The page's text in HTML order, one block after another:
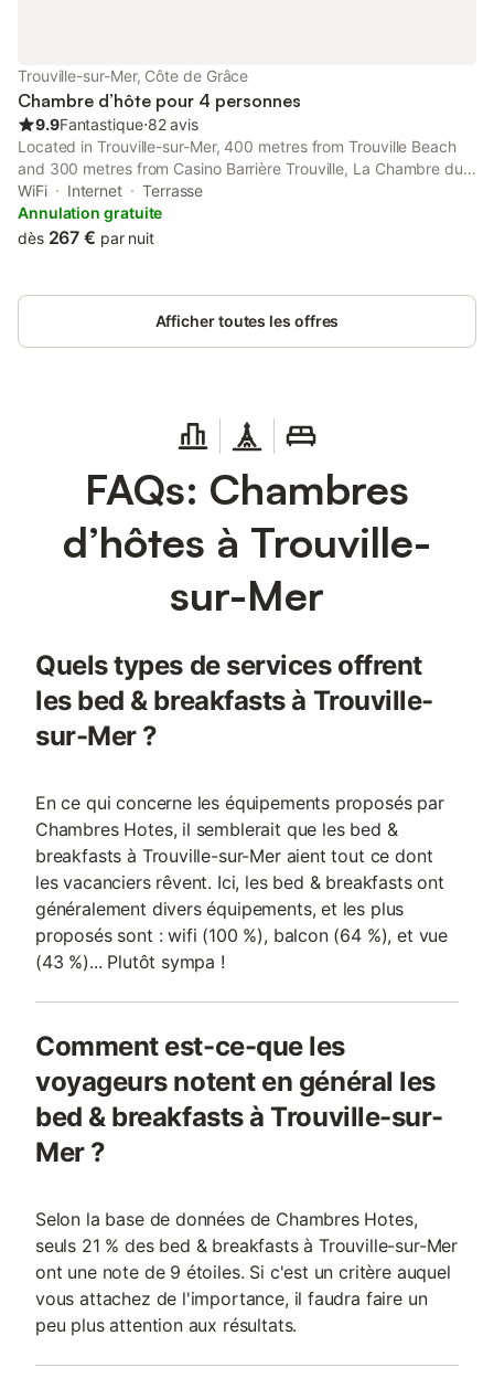
Trouville-sur-Mer, Côte de Grâce
Chambre d’hôte pour 4 personnes
9.9Fantastique⋅82 avis
Located in Trouville-sur-Mer, 400 metres from Trouville Beach
and 300 metres from Casino Barrière Trouville, La Chambre du
21 provides accommodation with amenities such as free WiFi
and a flat-screen TV.
WiFi Internet
Terrasse
Annulation gratuite
dès 267 € par nuit
Afficher toutes les offres
FAQs: Chambres
d’hôtes à Trouville-
sur-Mer
Quels types de services offrent
les bed & breakfasts à Trouville-
sur-Mer ?
En ce qui concerne les équipements proposés par
Chambres Hotes, il semblerait que les bed &
breakfasts à Trouville-sur-Mer aient tout ce dont
les vacanciers rêvent. Ici, les bed & breakfasts ont
généralement divers équipements, et les plus
proposés sont : wifi (100 %), balcon (64 %), et vue
(43 %)... Plutôt sympa !
Comment est-ce-que les
voyageurs notent en général les
bed & breakfasts à Trouville-sur-
Mer ?
Selon la base de données de Chambres Hotes,
seuls 21 % des bed & breakfasts à Trouville-sur-Mer
ont une note de 9 étoiles. Si c'est un critère auquel
vous attachez de l'importance, il faudra faire un
peu plus attention aux résultats.